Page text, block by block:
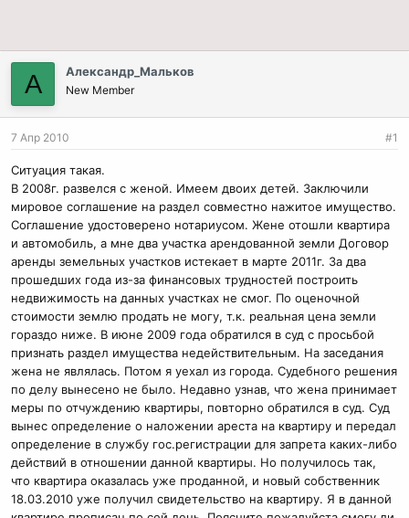
А Александр_Мальков
New Member
7 Апр 2010 #1
Ситуация такая.
В 2008г. развелся с женой. Имеем двоих детей. Заключили
мировое соглашение на раздел совместно нажитое имущество.
Соглашение удостоверено нотариусом. Жене отошли квартира
и автомобиль, а мне два участка арендованной земли Договор
аренды земельных участков истекает в марте 2011г. За два
прошедших года из-за финансовых трудностей построить
недвижимость на данных участках не смог. По оценочной
стоимости землю продать не могу, т.к. реальная цена земли
гораздо ниже. В июне 2009 года обратился в суд с просьбой
признать раздел имущества недействительным. На заседания
жена не являлась. Потом я уехал из города. Судебного решения
по делу вынесено не было. Недавно узнав, что жена принимает
меры по отчуждению квартиры, повторно обратился в суд. Суд
вынес определение о наложении ареста на квартиру и передал
определение в службу гос.регистрации для запрета каких-либо
действий в отношении данной квартиры. Но получилось так,
что квартира оказалась уже проданной, и новый собственник
18.03.2010 уже получил свидетельство на квартиру. Я в данной